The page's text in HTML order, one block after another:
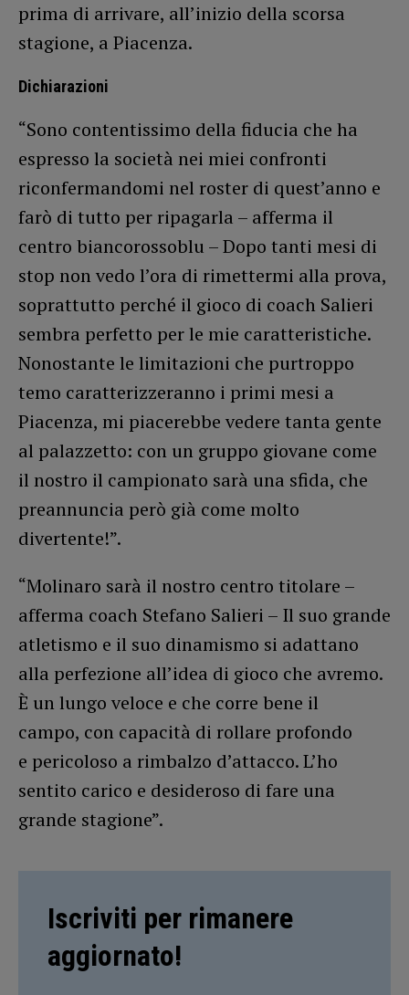
prima di arrivare, all’inizio della scorsa
stagione, a Piacenza.
Dichiarazioni
“Sono contentissimo della fiducia che ha
espresso la società nei miei confronti
riconfermandomi nel roster di quest’anno e
farò di tutto per ripagarla – afferma il
centro biancorossoblu – Dopo tanti mesi di
stop non vedo l’ora di rimettermi alla prova,
soprattutto perché il gioco di coach Salieri
sembra perfetto per le mie caratteristiche.
Nonostante le limitazioni che purtroppo
temo caratterizzeranno i primi mesi a
Piacenza, mi piacerebbe vedere tanta gente
al palazzetto: con un gruppo giovane come
il nostro il campionato sarà una sfida, che
preannuncia però già come molto
divertente!”.
“Molinaro sarà il nostro centro titolare –
afferma coach Stefano Salieri – Il suo grande
atletismo e il suo dinamismo si adattano
alla perfezione all’idea di gioco che avremo.
È un lungo veloce e che corre bene il
campo, con capacità di rollare profondo
e pericoloso a rimbalzo d’attacco. L’ho
sentito carico e desideroso di fare una
grande stagione”.
Iscriviti per rimanere
aggiornato!